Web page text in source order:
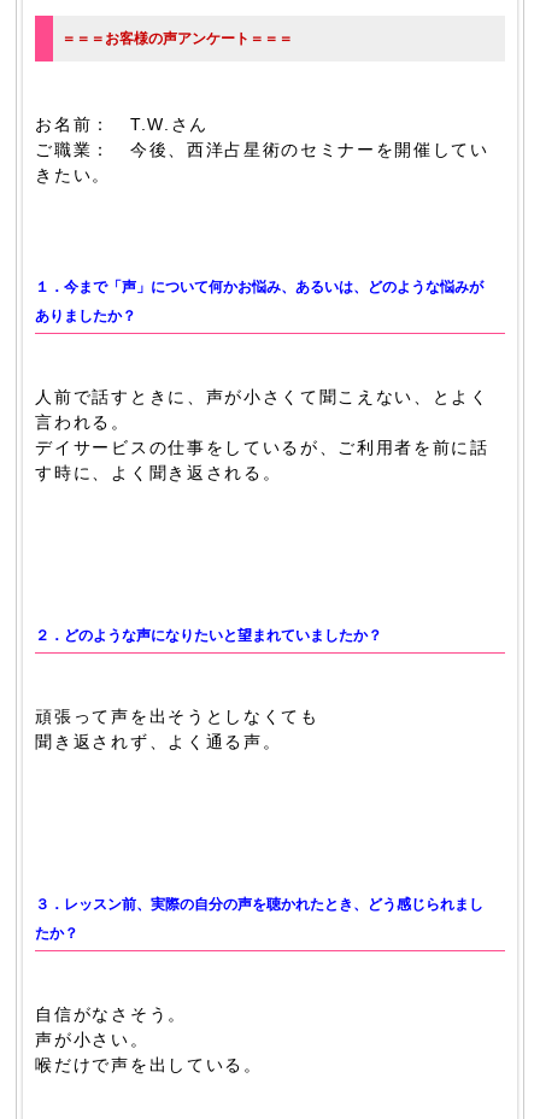
＝＝＝お客様の声アンケート＝＝＝
お名前： T.W.さん
ご職業： 今後、西洋占星術のセミナーを開催してい
きたい。
１．今まで「声」について何かお悩み、あるいは、どのような悩みが
ありましたか？
人前で話すときに、声が小さくて聞こえない、とよく
言われる。
デイサービスの仕事をしているが、ご利用者を前に話
す時に、よく聞き返される。
２．どのような声になりたいと望まれていましたか？
頑張って声を出そうとしなくても
聞き返されず、よく通る声。
３．レッスン前、実際の自分の声を聴かれたとき、どう感じられまし
たか？
自信がなさそう。
声が小さい。
喉だけで声を出している。